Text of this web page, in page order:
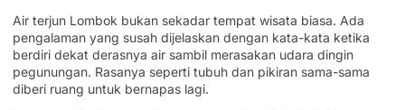
Air terjun Lombok bukan sekadar tempat wisata biasa. Ada
pengalaman yang susah dijelaskan dengan kata-kata ketika
berdiri dekat derasnya air sambil merasakan udara dingin
pegunungan. Rasanya seperti tubuh dan pikiran sama-sama
diberi ruang untuk bernapas lagi.